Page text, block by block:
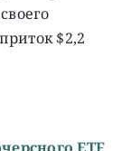
$2,2